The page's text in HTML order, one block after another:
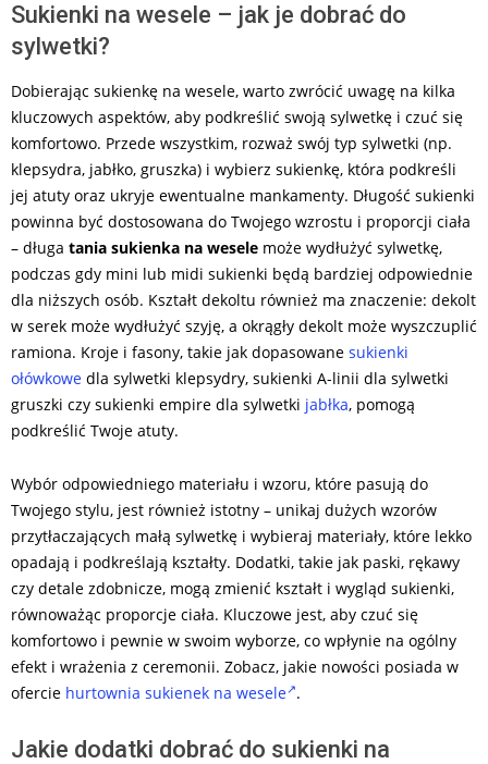
Sukienki na wesele – jak je dobrać do
sylwetki?
Dobierając sukienkę na wesele, warto zwrócić uwagę na kilka
kluczowych aspektów, aby podkreślić swoją sylwetkę i czuć się
komfortowo. Przede wszystkim, rozważ swój typ sylwetki (np.
klepsydra, jabłko, gruszka) i wybierz sukienkę, która podkreśli
jej atuty oraz ukryje ewentualne mankamenty. Długość sukienki
powinna być dostosowana do Twojego wzrostu i proporcji ciała
– długa tania sukienka na wesele może wydłużyć sylwetkę,
podczas gdy mini lub midi sukienki będą bardziej odpowiednie
dla niższych osób. Kształt dekoltu również ma znaczenie: dekolt
w serek może wydłużyć szyję, a okrągły dekolt może wyszczuplić
ramiona. Kroje i fasony, takie jak dopasowane sukienki
ołówkowe dla sylwetki klepsydry, sukienki A-linii dla sylwetki
gruszki czy sukienki empire dla sylwetki jabłka, pomogą
podkreślić Twoje atuty.
Wybór odpowiedniego materiału i wzoru, które pasują do
Twojego stylu, jest również istotny – unikaj dużych wzorów
przytłaczających małą sylwetkę i wybieraj materiały, które lekko
opadają i podkreślają kształty. Dodatki, takie jak paski, rękawy
czy detale zdobnicze, mogą zmienić kształt i wygląd sukienki,
równoważąc proporcje ciała. Kluczowe jest, aby czuć się
komfortowo i pewnie w swoim wyborze, co wpłynie na ogólny
efekt i wrażenia z ceremonii. Zobacz, jakie nowości posiada w
ofercie hurtownia sukienek na wesele .
Jakie dodatki dobrać do sukienki na